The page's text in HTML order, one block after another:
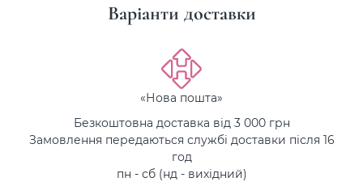
Варіанти доставки
«Нова пошта»
Безкоштовна доставка від 3 000 грн
Замовлення передаються службі доставки після 16
год
пн - сб (нд - вихідний)